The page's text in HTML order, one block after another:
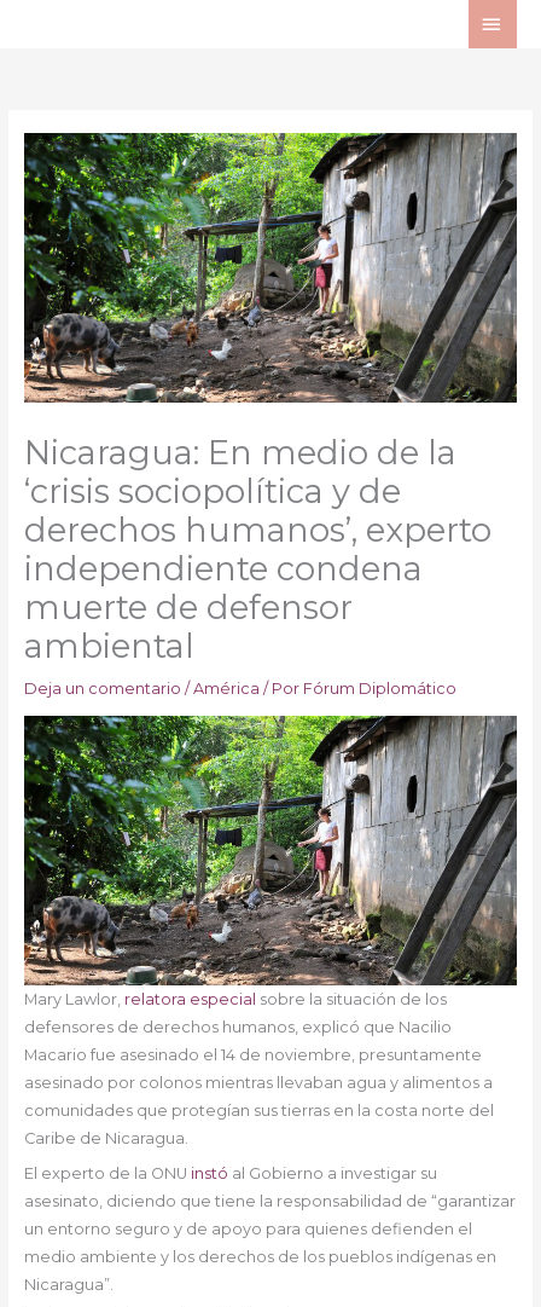
Nicaragua: En medio de la
‘crisis sociopolítica y de
derechos humanos’, experto
independiente condena
muerte de defensor
ambiental
Deja un comentario / América / Por Fórum Diplomático
Mary Lawlor, relatora especial sobre la situación de los
defensores de derechos humanos, explicó que Nacilio
Macario fue asesinado el 14 de noviembre, presuntamente
asesinado por colonos mientras llevaban agua y alimentos a
comunidades que protegían sus tierras en la costa norte del
Caribe de Nicaragua.
El experto de la ONU instó al Gobierno a investigar su
asesinato, diciendo que tiene la responsabilidad de “garantizar
un entorno seguro y de apoyo para quienes defienden el
medio ambiente y los derechos de los pueblos indígenas en
Nicaragua”.